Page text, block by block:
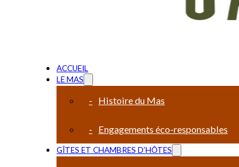
ACCUEIL
LE MAS
Histoire du Mas
Engagements éco-responsables
GÎTES ET CHAMBRES D’HÔTES